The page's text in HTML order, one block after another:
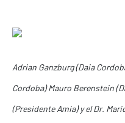
Adrian Ganzburg (Daia
Cordoba) Mauro Berenstein
(Presidente Amia) y el Dr.